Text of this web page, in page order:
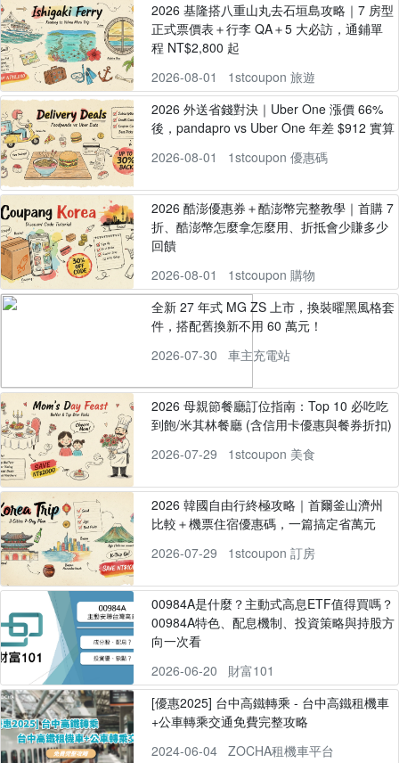
2026 基隆搭八重山丸去石垣島攻略｜7 房型
正式票價表＋行李 QA＋5 大必訪，通鋪單
程 NT$2,800 起
2026-08-01
1stcoupon 旅遊
2026 外送省錢對決｜Uber One 漲價 66%
後，pandapro vs Uber One 年差 $912 實算
2026-08-01
1stcoupon 優惠碼
2026 酷澎優惠券＋酷澎幣完整教學｜首購 7
折、酷澎幣怎麼拿怎麼用、折抵會少賺多少
回饋
2026-08-01
1stcoupon 購物
全新 27 年式 MG ZS 上市，換裝曜黑風格套
件，搭配舊換新不用 60 萬元！
2026-07-30
車主充電站
2026 母親節餐廳訂位指南：Top 10 必吃吃
到飽/米其林餐廳 (含信用卡優惠與餐券折扣)
2026-07-29
1stcoupon 美食
2026 韓國自由行終極攻略｜首爾釜山濟州
比較＋機票住宿優惠碼，一篇搞定省萬元
2026-07-29
1stcoupon 訂房
00984A是什麼？主動式高息ETF值得買嗎？
00984A特色、配息機制、投資策略與持股方
向一次看
2026-06-20
財富101
[優惠2025] 台中高鐵轉乘 - 台中高鐵租機車
+公車轉乘交通免費完整攻略
2024-06-04
ZOCHA租機車平台